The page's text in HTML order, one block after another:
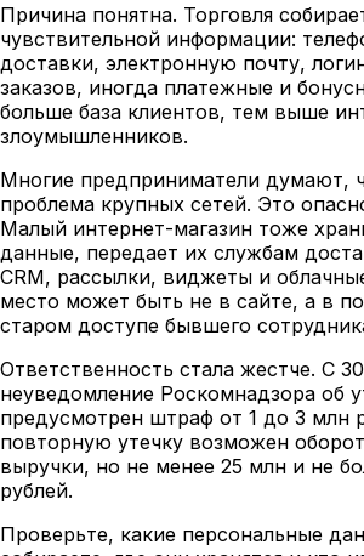
Причина понятна. Торговля
чувствительной информации:
доставки, электронную почту,
заказов, иногда платежные и
больше база клиентов, тем выше
злоумышленников.
Многие предприниматели думают,
проблема крупных сетей. Это
Малый интернет-магазин тоже
данные, передает их службам
CRM, рассылки, виджеты и
место может быть не в сайте, а в
старом доступе бывшего
Ответственность стала жестче. С
неуведомление Роскомнадзора об
предусмотрен штраф от 1 до 3 млн
повторную утечку возможен
выручки, но не менее 25 млн и не
рублей.
Проверьте, какие персональные